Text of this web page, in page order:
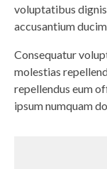
voluptatibus
accusantium
Consequatur
molestias
repellendus eum
ipsum numquam